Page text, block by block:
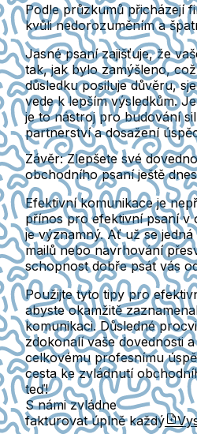
Podle průzkumů přicházejí
kvůli nedorozuměním a
Jasné psaní zajišťuje, že
tak, jak bylo zamýšleno,
důsledku posiluje důvěru,
vede k lepším výsledkům.
je to nástroj pro budování
partnerství a dosažení
Závěr: Zlepšete své
obchodního psaní ještě dnes
Efektivní komunikace je
přínos pro efektivní psaní v
je významný. Ať už se
mailů nebo navrhování
schopnost dobře psát vás
Použijte tyto tipy pro
abyste okamžitě
komunikaci. Důsledné
zdokonalí vaše dovednosti
celkovému profesnímu
cesta ke zvládnutí
teď!
S námi zvládne
fakturovat úplně každý